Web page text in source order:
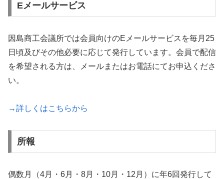
Eメールサービス
因島商工会議所では会員向けのEメールサービスを毎月25
日頃及びその他必要に応じて発行しています。会員で配信
を希望される方は、メールまたはお電話にてお申込くださ
い。
→詳しくはこちらから
所報
偶数月（4月・6月・8月・10月・12月）に年6回発行して